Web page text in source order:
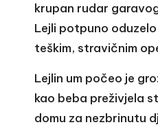
krupan rudar
Lejli potpuno
teškim, stravičnim
Lejlin um počeo je
kao beba preživjela
domu za nezbrinutu